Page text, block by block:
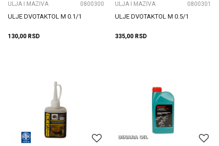
ULJA I MAZIVA 0800300
ULJE DVOTAKTOL M 0.1/1
130,00 RSD
ULJA I MAZIVA 0800301
ULJE DVOTAKTOL M 0.5/1
335,00 RSD